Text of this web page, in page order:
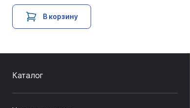
В корзину
Каталог